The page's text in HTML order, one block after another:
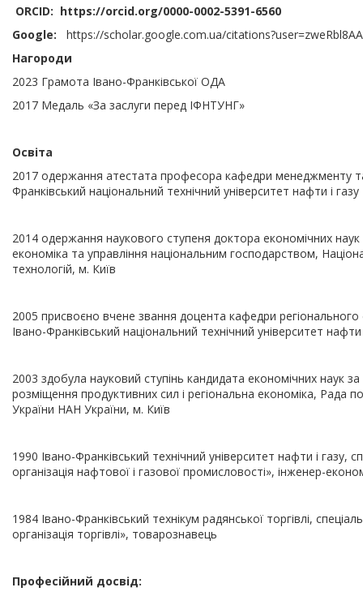
ORCID: https://orcid.org/0000-0002-5391-6560
Google:
https://scholar.google.com.ua/
Нагороди
2023 Грамота Івано-Франківської ОДА
2017 Медаль «За заслуги перед ІФНТУНГ»
Освіта
2017 одержання атестата професора кафедри менеджменту
Франківський національний технічний університет нафти і газу
2014 одержання наукового ступеня доктора економічних наук
економіка та управління національним господарством,
технологій, м. Київ
2005 присвоєно вчене звання доцента кафедри
Івано-Франківський національний технічний університет нафти
2003 здобула науковий ступінь кандидата економічних наук за
розміщення продуктивних сил і регіональна економіка, Рада
України НАН України, м. Київ
1990 Івано-Франківський технічний університет нафти і газу,
організація нафтової і газової промисловості», інженер-
1984 Івано-Франківський технікум радянської торгівлі,
організація торгівлі», товарознавець
Професійний досвід: